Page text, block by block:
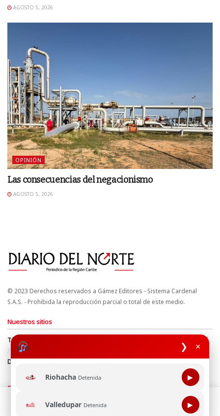
❯ ×
Riohacha Detenida ▶
Valledupar Detenida ▶
AGOSTO 5, 2026
OPINIÓN
Las consecuencias del negacionismo
AGOSTO 5, 2026
© 2023 Derechos reservados a Gámez Editores - Sistema Cardenal
S.A.S. - Prohibida la reproducción parcial o total de este medio.
Nuestros sitios
Términos y Condiciones
Derechos de Autor y Propiedad Intelectual
Política de uso de cookies
Política de Tratamiento de Datos
Directrices Editoriales
Síguenos
Esta página web usa cookie para mejorar tu experiencia de
navegación, al continuar aceptas nuestra política de uso de